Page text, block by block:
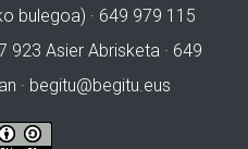
bulegoa) · 649 979 115
923 Asier Abrisketa · 649
· begitu@begitu.eus